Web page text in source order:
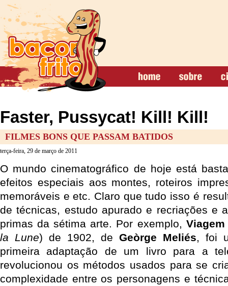
Faster, Pussycat! Kill! Kill!
FILMES BONS QUE PASSAM BATIDOS
terça-feira, 29 de março de 2011
O mundo cinematográfico de hoje está
efeitos especiais aos montes, roteiros
memoráveis e etc. Claro que tudo isso é
de técnicas, estudo apurado e recriações e
primas da sétima arte. Por exemplo,
la Lune) de 1902, de Geòrge Meliés, foi
primeira adaptação de um livro para a
revolucionou os métodos usados para se
complexidade entre os personagens e